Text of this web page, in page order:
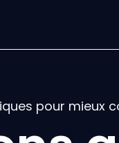
pour mieux